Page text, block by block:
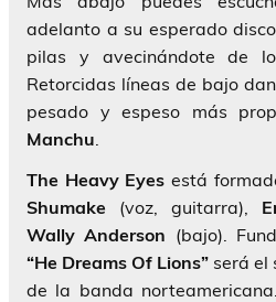
adelanto a su esperado
pilas y avecinándote de
Retorcidas líneas de bajo
pesado y espeso más
Manchu
The Heavy Eyes está
Shumake (voz, guitarra),
Wally Anderson (bajo).
“He Dreams Of Lions” será el
de la banda